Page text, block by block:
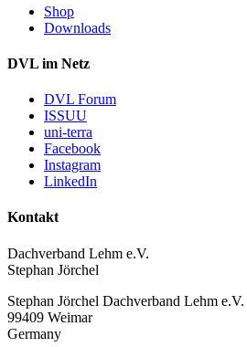
Shop
Downloads
DVL im Netz
DVL Forum
ISSUU
uni-terra
Facebook
Instagram
LinkedIn
Kontakt
Dachverband Lehm e.V.
Stephan Jörchel
Stephan Jörchel Dachverband Lehm e.V.
99409 Weimar
Germany